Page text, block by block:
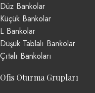
Düz Bankolar
Küçük Bankolar
L Bankolar
Düşük Tablalı Bankolar
Çıtalı Bankoları
Ofis Oturma Grupları